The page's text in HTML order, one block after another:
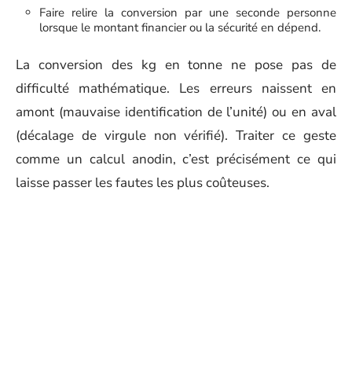
Faire relire la conversion par une seconde personne
lorsque le montant financier ou la sécurité en dépend.
La conversion des kg en tonne ne pose pas de
difficulté mathématique. Les erreurs naissent en
amont (mauvaise identification de l’unité) ou en aval
(décalage de virgule non vérifié). Traiter ce geste
comme un calcul anodin, c’est précisément ce qui
laisse passer les fautes les plus coûteuses.